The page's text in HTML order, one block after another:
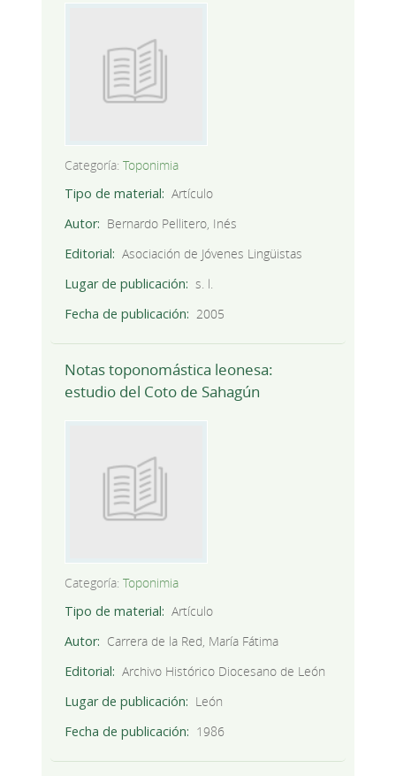
Categoría: Toponimia
Tipo de material
Artículo
Autor
Bernardo Pellitero, Inés
Editorial
Asociación de Jóvenes Lingüistas
Lugar de publicación
s. l.
Fecha de publicación
2005
Notas toponomástica leonesa:
estudio del Coto de Sahagún
Categoría: Toponimia
Tipo de material
Artículo
Autor
Carrera de la Red, María Fátima
Editorial
Archivo Histórico Diocesano de León
Lugar de publicación
León
Fecha de publicación
1986